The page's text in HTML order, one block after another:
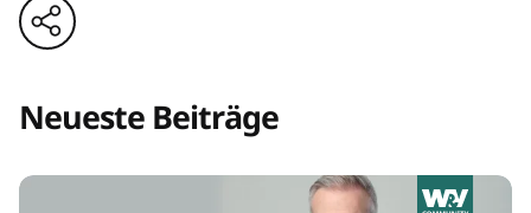
Neueste Beiträge